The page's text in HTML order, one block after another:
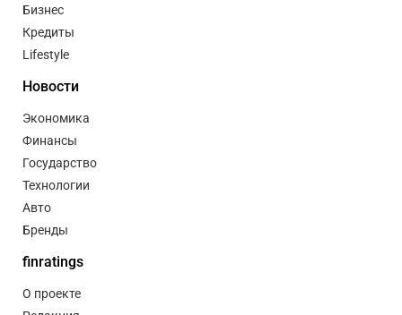
Бизнес
Кредиты
Lifestyle
Новости
Экономика
Финансы
Государство
Технологии
Авто
Бренды
finratings
О проекте